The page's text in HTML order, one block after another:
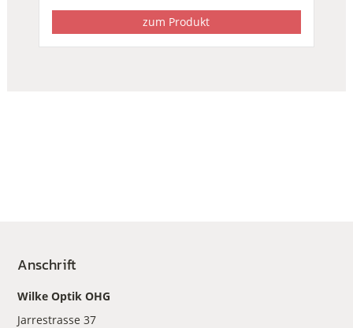
zum Produkt
Anschrift
Wilke Optik OHG
Jarrestrasse 37